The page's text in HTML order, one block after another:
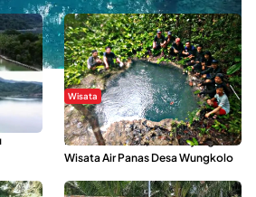
Wisata
Sering Menjadi Tempat Refreshing
Mahasiswa KKN, Yuk Kunjungi
Wisata Air Panas Desa Wungkolo